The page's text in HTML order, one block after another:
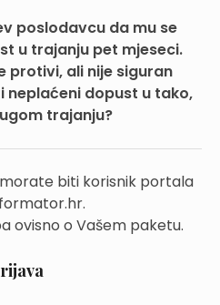
poslodavcu da mu se
u trajanju pet mjeseci.
protivi, ali nije siguran
neplaćeni dopust u tako,
trajanju?
biti korisnik portala
ovisno o Vašem paketu.